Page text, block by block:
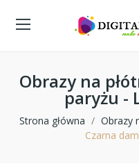
Obrazy na
paryżu -
Strona główna Obrazy
Czarna